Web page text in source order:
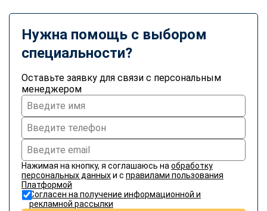
Нужна помощь с выбором
специальности?
Оставьте заявку для связи с персональным
менеджером
Нажимая на кнопку, я соглашаюсь на обработку
персональных данныхи с правилами пользования
Платформой
Согласен на получение информационной и
рекламной рассылки